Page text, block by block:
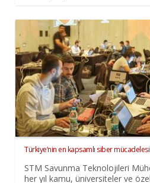
Türkiye’nin en kapsamlı siber
STM Savunma Teknolojileri
her yıl kamu, üniversiteler ve